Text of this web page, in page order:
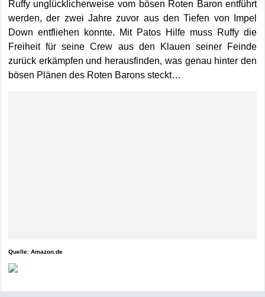
Ruffy unglücklicherweise vom bösen Roten Baron entführt
werden, der zwei Jahre zuvor aus den Tiefen von Impel
Down entfliehen konnte. Mit Patos Hilfe muss Ruffy die
Freiheit für seine Crew aus den Klauen seiner Feinde
zurück erkämpfen und herausfinden, was genau hinter den
bösen Plänen des Roten Barons steckt…
Quelle: Amazon.de